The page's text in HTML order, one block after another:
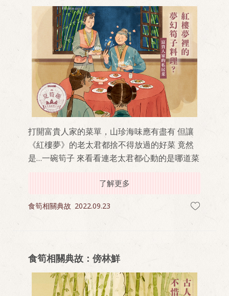
打開富貴人家的菜單，山珍海味應有盡有 但讓
《紅樓夢》的老太君都捨不得放過的好菜 竟然
是…一碗筍子 來看看連老太君都心動的是哪道菜
了解更多
食筍相關典故 2022.09.23
食筍相關典故：傍林鮮